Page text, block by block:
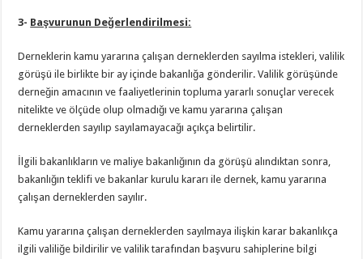
3- Başvurunun Değerlendirilmesi:
Derneklerin kamu yararına çalışan derneklerden sayılma istekleri, valilik
görüşü ile birlikte bir ay içinde bakanlığa gönderilir. Valilik görüşünde
derneğin amacının ve faaliyetlerinin topluma yararlı sonuçlar verecek
nitelikte ve ölçüde olup olmadığı ve kamu yararına çalışan
derneklerden sayılıp sayılamayacağı açıkça belirtilir.
İlgili bakanlıkların ve maliye bakanlığının da görüşü alındıktan sonra,
bakanlığın teklifi ve bakanlar kurulu kararı ile dernek, kamu yararına
çalışan derneklerden sayılır.
Kamu yararına çalışan derneklerden sayılmaya ilişkin karar bakanlıkça
ilgili valiliğe bildirilir ve valilik tarafından başvuru sahiplerine bilgi